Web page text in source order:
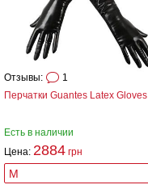
Перчатки Guantes Latex Gloves
Отзывы: 1
Есть в наличии
Цена: 2884 грн